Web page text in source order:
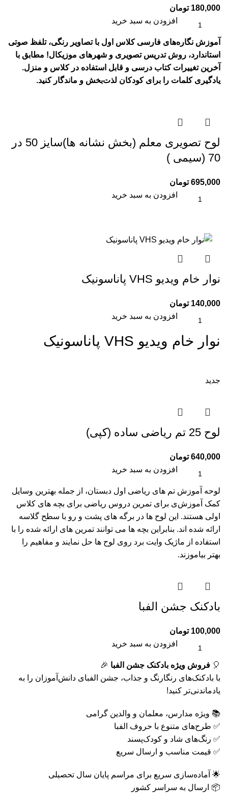
180,000 تومان
افزودن به سبد خرید
آموزش نگاره‌های فارسی کلاس اول با تصاویر رنگی، تلفظ صوتی
استاندارد، روش تدریس تصویری و شهرهای موزیکال! مطابق با
آخرین تغییرات کتاب درسی و قابل استفاده در کلاس و منزل.
یادگیری کلمات را برای کودکان لذت‌بخش و ماندگار کنید.
لوح تصويری معلم (بخش نشانه ها)سایز 50 در
70 (سیمی )
695,000 تومان
افزودن به سبد خرید
نوار خام ویدیو VHS پاناسونیک
140,000 تومان
افزودن به سبد خرید
نوار خام ویدیو VHS پاناسونیک
جدید
لوح 25 تم ریاضی ساده (کپی)
640,000 تومان
افزودن به سبد خرید
لوحه آموزش تم های ریاضی اول دبستان، از جمله بهترین وسایل
کمک آموزش‌ی برای تمرین دروس ریاضی برای بچه های کلاس
اولی هستند. این لوح ها در برگه های پشت و رو با سطح گلاسه
ارائه شده اند. بنابراین بچه ها می توانند تمرین های ارائه شده را با
استفاده از ماژیک وایت برد روی لوح ها حل نمایند و مفاهیم را
بهتر بیاموزند.
بادکنک جشن الفبا
100,000 تومان
افزودن به سبد خرید
🎈 فروش ویژه بادکنک جشن الفبا 🎉
با بادکنک‌های رنگارنگ و جذاب، جشن الفبای دانش‌آموزان را به
یادماندنی‌تر کنید!
📚 ویژه مدارس، معلمان و والدین گرامی
✅ طرح‌های متنوع با حروف الفبا
✅ رنگ‌های شاد و کودک‌پسند
✅ قیمت مناسب و ارسال سریع
🌟 آماده‌سازی سریع برای مراسم پایان سال تحصیلی
📦 ارسال به سراسر کشور